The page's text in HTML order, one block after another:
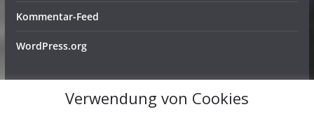
Kommentar-Feed
WordPress.org
Verwendung von Cookies